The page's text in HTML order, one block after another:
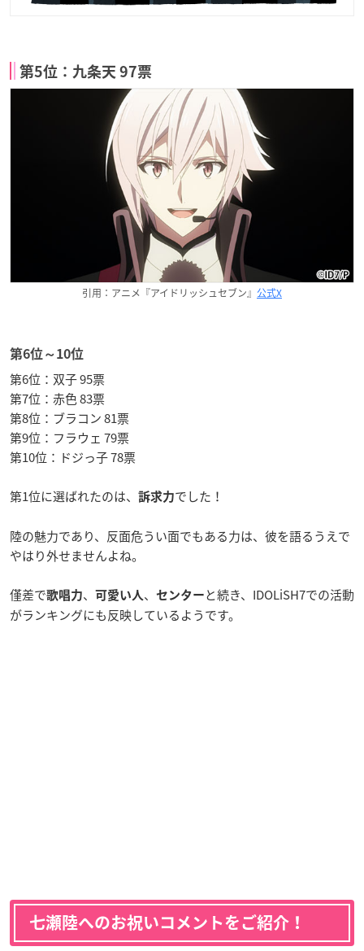
第5位：九条天 97票
引用：アニメ『アイドリッシュセブン』 公式X
第6位～10位
第6位：双子 95票
第7位：赤色 83票
第8位：ブラコン 81票
第9位：フラウェ 79票
第10位：ドジっ子 78票
第1位に選ばれたのは、 訴求力でした！
陸の魅力であり、反面危うい面でもある力は、彼を語るうえで
やはり外せませんよね。
僅差で歌唱力、 可愛い人 、 センター と続き、IDOLiSH7での活動
がランキングにも反映しているようです。
七瀬陸へのお祝いコメントをご紹介！